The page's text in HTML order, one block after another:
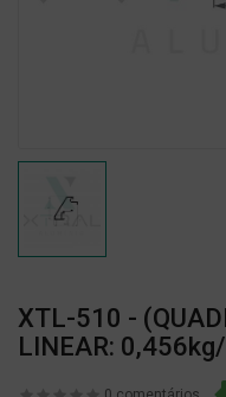
XTL-510 -
LINEAR: